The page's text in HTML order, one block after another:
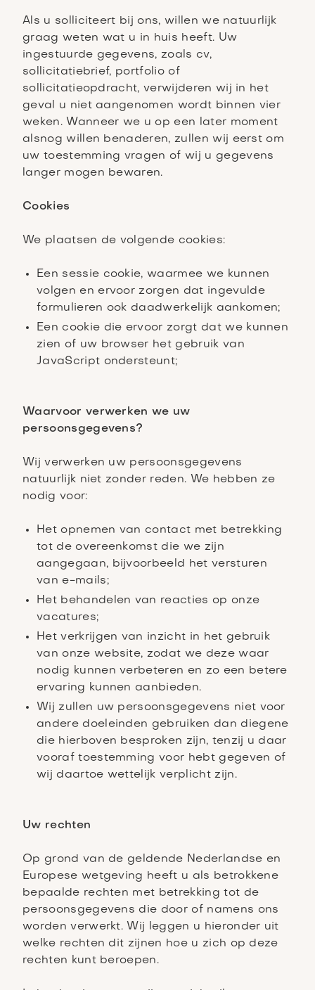
Als u solliciteert bij ons, willen we natuurlijk
graag weten wat u in huis heeft. Uw
ingestuurde gegevens, zoals cv,
sollicitatiebrief, portfolio of
sollicitatieopdracht, verwijderen wij in het
geval u niet aangenomen wordt binnen vier
weken. Wanneer we u op een later moment
alsnog willen benaderen, zullen wij eerst om
uw toestemming vragen of wij u gegevens
langer mogen bewaren.
Cookies
We plaatsen de volgende cookies:
Een sessie cookie, waarmee we kunnen
volgen en ervoor zorgen dat ingevulde
formulieren ook daadwerkelijk aankomen;
Een cookie die ervoor zorgt dat we kunnen
zien of uw browser het gebruik van
JavaScript ondersteunt;
Waarvoor verwerken we uw
persoonsgegevens?
Wij verwerken uw persoonsgegevens
natuurlijk niet zonder reden. We hebben ze
nodig voor:
Het opnemen van contact met betrekking
tot de overeenkomst die we zijn
aangegaan, bijvoorbeeld het versturen
van e-mails;
Het behandelen van reacties op onze
vacatures;
Het verkrijgen van inzicht in het gebruik
van onze website, zodat we deze waar
nodig kunnen verbeteren en zo een betere
ervaring kunnen aanbieden.
Wij zullen uw persoonsgegevens niet voor
andere doeleinden gebruiken dan diegene
die hierboven besproken zijn, tenzij u daar
vooraf toestemming voor hebt gegeven of
wij daartoe wettelijk verplicht zijn.
Uw rechten
Op grond van de geldende Nederlandse en
Europese wetgeving heeft u als betrokkene
bepaalde rechten met betrekking tot de
persoonsgegevens die door of namens ons
worden verwerkt. Wij leggen u hieronder uit
welke rechten dit zijnen hoe u zich op deze
rechten kunt beroepen.